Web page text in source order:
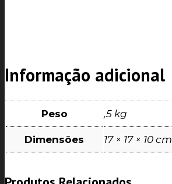
Informação adicional
Peso ,5 kg
Dimensões 17 × 17 × 10 cm